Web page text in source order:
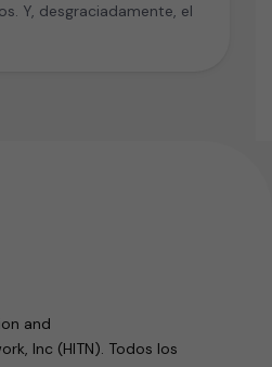
Y, desgraciadamente, el
and
Inc (HITN). Todos los